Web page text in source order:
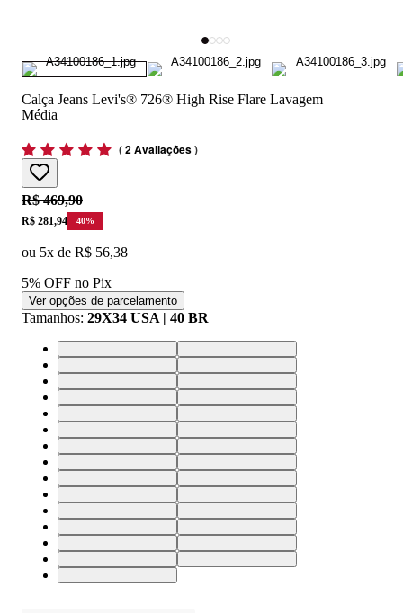
Calça Jeans Levi's® 726® High Rise Flare Lavagem
Média
(2 Avaliações)
Original price:
R$ 469,90
Price:
R$ 281,94 40%
ou 5x de R$ 56,38
5% OFF no Pix
Ver opções de parcelamento
Tamanhos: 29X34 USA | 40 BR
29X34 USA | 40 BR32X30 USA | 43 BR
31X30 USA | 42 BR30X30 USA | 41 BR
29X30 USA | 40 BR28X30 USA | 39 BR
27X30 USA | 38 BR26X30 USA | 37 BR
25X30 USA | 36 BR24X30 USA | 36 BR
34X34 USA | 46 BR33X34 USA | 44 BR
32X34 USA | 43 BR31X34 USA | 42 BR
30X34 USA | 41 BR24X32 USA | 36 BR
28X34 USA | 39 BR27X34 USA | 38 BR
26X34 USA | 37 BR25X34 USA | 36 BR
24X34 USA | 36 BR32X32 USA | 43 BR
31X32 USA | 42 BR30X32 USA | 41 BR
29X32 USA | 40 BR28X32 USA | 39 BR
27X32 USA | 38 BR26X32 USA | 37 BR
25X32 USA | 36 BR